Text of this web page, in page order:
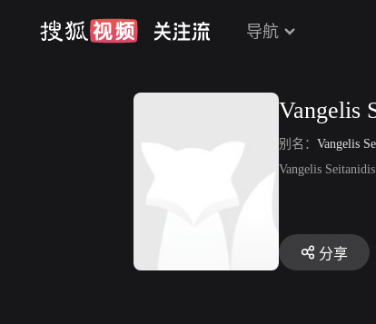
导航
Vangelis
别名： Vangelis
Vangelis
分享